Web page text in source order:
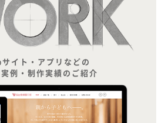
イト・アプリなどの
例・制作実績のご紹介